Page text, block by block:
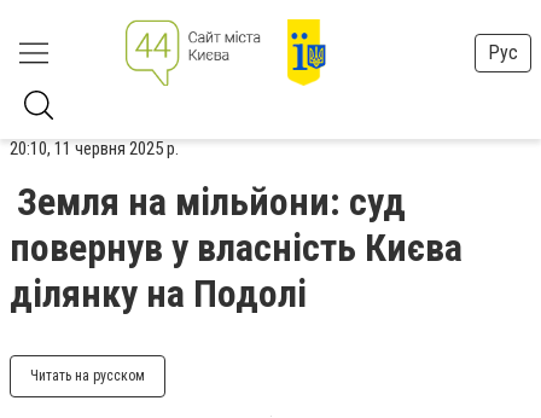
Рус
20:10, 11 червня 2025 р.
Земля на мільйони: суд
повернув у власність Києва
ділянку на Подолі
Читать на русском